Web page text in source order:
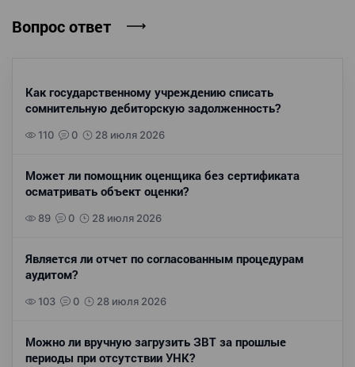
Вопрос ответ
Как государственному учреждению списать
сомнительную дебиторскую задолженность?
110 0 28 июля 2026
Может ли помощник оценщика без сертификата
осматривать объект оценки?
89 0 28 июля 2026
Является ли отчет по согласованным процедурам
аудитом?
103 0 28 июля 2026
Можно ли вручную загрузить ЗВТ за прошлые
периоды при отсутствии УНК?